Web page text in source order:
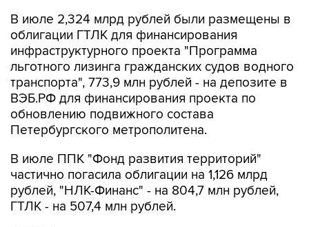
В июле 2,324 млрд рублей были размещены в
облигации ГТЛК для финансирования
инфраструктурного проекта "Программа
льготного лизинга гражданских судов водного
транспорта", 773,9 млн рублей - на депозите в
ВЭБ.РФ для финансирования проекта по
обновлению подвижного состава
Петербургского метрополитена.
В июле ППК "Фонд развития территорий"
частично погасила облигации на 1,126 млрд
рублей, "НЛК-Финанс" - на 804,7 млн рублей,
ГТЛК - на 507,4 млн рублей.